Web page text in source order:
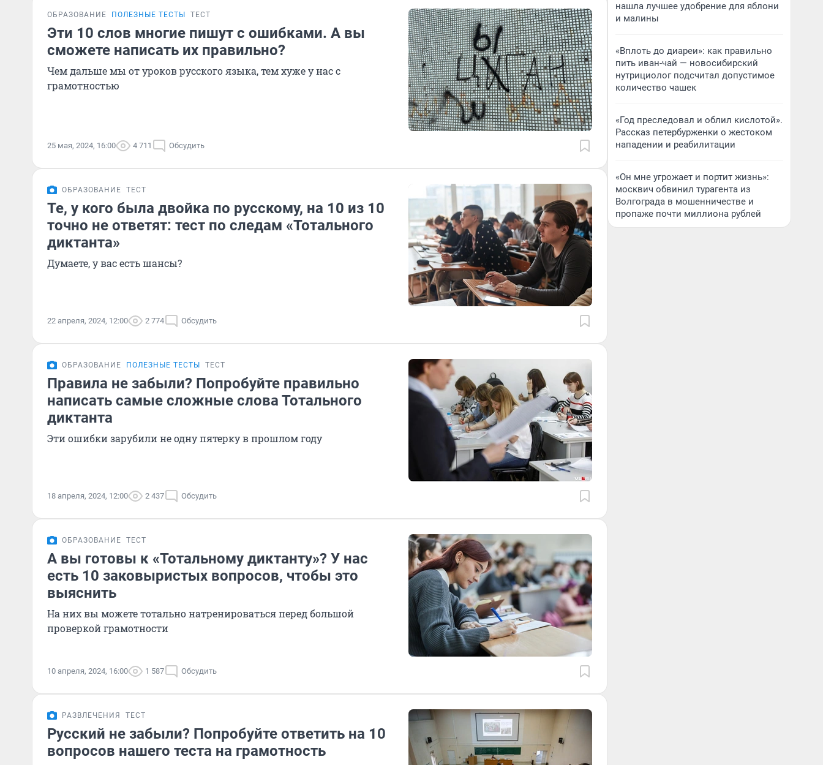
ОБРАЗОВАНИЕ ПОЛЕЗНЫЕ ТЕСТЫ ТЕСТ
Эти 10 слов многие пишут с ошибками. А вы
сможете написать их правильно?
Чем дальше мы от уроков русского языка, тем хуже у нас с
грамотностью
25 мая, 2024, 16:00 4 711 Обсудить
ОБРАЗОВАНИЕ ТЕСТ
Те, у кого была двойка по русскому, на 10 из 10
точно не ответят: тест по следам «Тотального
диктанта»
Думаете, у вас есть шансы?
22 апреля, 2024, 12:00 2 774 Обсудить
ОБРАЗОВАНИЕ ПОЛЕЗНЫЕ ТЕСТЫ ТЕСТ
Правила не забыли? Попробуйте правильно
написать самые сложные слова Тотального
диктанта
Эти ошибки зарубили не одну пятерку в прошлом году
18 апреля, 2024, 12:00 2 437 Обсудить
ОБРАЗОВАНИЕ ТЕСТ
А вы готовы к «Тотальному диктанту»? У нас
есть 10 заковыристых вопросов, чтобы это
выяснить
На них вы можете тотально натренироваться перед большой
проверкой грамотности
10 апреля, 2024, 16:00 1 587 Обсудить
РАЗВЛЕЧЕНИЯ ТЕСТ
Русский не забыли? Попробуйте ответить на 10
вопросов нашего теста на грамотность
нашла лучшее удобрение для яблони
и малины
«Вплоть до диареи»: как правильно
пить иван-чай — новосибирский
нутрициолог подсчитал допустимое
количество чашек
«Год преследовал и облил кислотой».
Рассказ петербурженки о жестоком
нападении и реабилитации
«Он мне угрожает и портит жизнь»:
москвич обвинил турагента из
Волгограда в мошенничестве и
пропаже почти миллиона рублей